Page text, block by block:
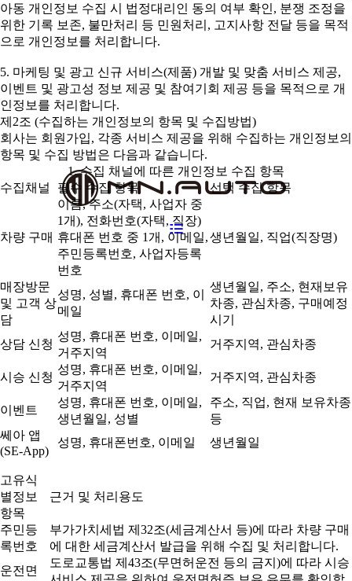
아동 개인정보 수집 시 법정대리인 동의 여부 확인, 분쟁 조정을
위한 기록 보존, 불만처리 등 민원처리, 고지사항 전달 등을 목적
으로 개인정보를 처리합니다.
5. 마케팅 및 광고 신규 서비스(제품) 개발 및 맞춤 서비스 제공,
이벤트 및 광고성 정보 제공 및 참여기회 제공 등을 목적으로 개
인정보를 처리합니다.
제2조 (수집하는 개인정보의 항목 및 수집방법)
회사는 회원가입, 각종 서비스 제공을 위해 수집하는 개인정보의
항목 및 수집 방법은 다음과 같습니다.
1. 수집 채널에 따른 개인정보 수집 항목
수집채널
필수 수집 항목 선택 수집 항목
차량 구매
이름, 주소(자택, 사업자 중
1개), 전화번호(자택, 직장)
휴대폰 번호 중 1개, 이메일,
주민등록번호, 사업자등록
번호
생년월일, 직업(직장명)
매장방문
및 고객 상
담
성명, 성별, 휴대폰 번호, 이
메일
생년월일, 주소, 현재보유
차종, 관심차종, 구매예정
시기
상담 신청
성명, 휴대폰 번호, 이메일,
거주지역
거주지역, 관심차종
시승 신청
성명, 휴대폰 번호, 이메일,
거주지역
거주지역, 관심차종
이벤트
성명, 휴대폰 번호, 이메일,
생년월일, 성별
주소, 직업, 현재 보유차종
등
쎄아 앱
(SE-App)
성명, 휴대폰번호, 이메일 생년월일
고유식
별정보
항목
근거 및 처리용도
주민등
록번호
부가가치세법 제32조(세금계산서 등)에 따라 차량 구매
에 대한 세금계산서 발급을 위해 수집 및 처리합니다.
운전면
도로교통법 제43조(무면허운전 등의 금지)에 따라 시승